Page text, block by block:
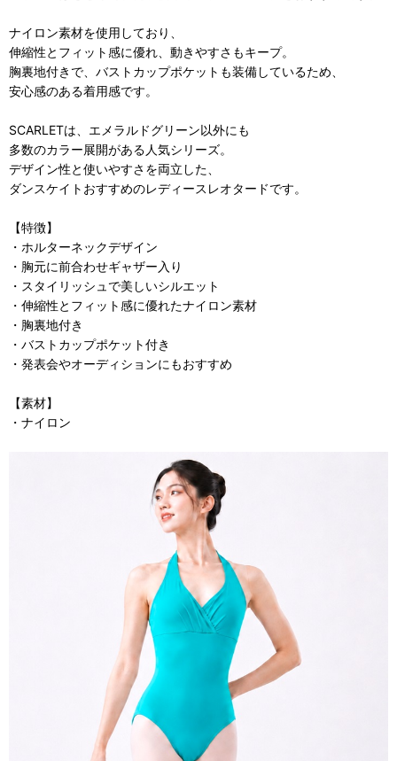
ナイロン素材を使用しており、
伸縮性とフィット感に優れ、動きやすさもキープ。
胸裏地付きで、バストカップポケットも装備しているため、
安心感のある着用感です。
SCARLETは、エメラルドグリーン以外にも
多数のカラー展開がある人気シリーズ。
デザイン性と使いやすさを両立した、
ダンスケイトおすすめのレディースレオタードです。
【特徴】
・ホルターネックデザイン
・胸元に前合わせギャザー入り
・スタイリッシュで美しいシルエット
・伸縮性とフィット感に優れたナイロン素材
・胸裏地付き
・バストカップポケット付き
・発表会やオーディションにもおすすめ
【素材】
・ナイロン